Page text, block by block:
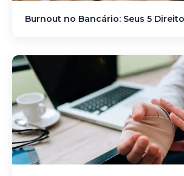
Burnout no Bancário: Seus 5